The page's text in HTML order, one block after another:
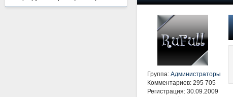
Группа: Администраторы
Комментариев: 295 705
Регистрация: 30.09.2009